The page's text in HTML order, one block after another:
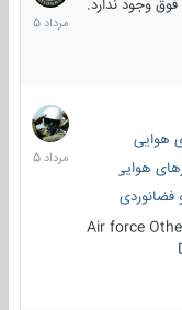
وجود ندارد.
1405
هوایی
Air force
2
مرداد
1405